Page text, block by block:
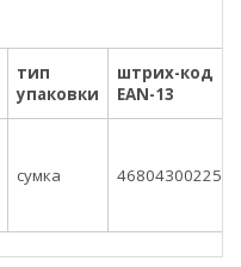
тип
упаковки
штрих-код
EAN-13
сумка 4680430022511